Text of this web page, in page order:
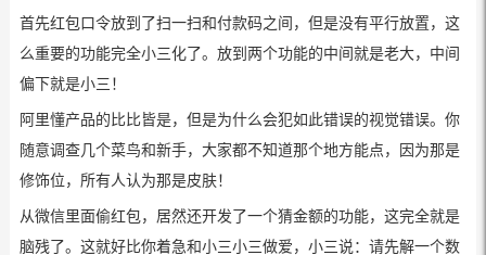
首先红包口令放到了扫一扫和付款码之间，但是没有平行放置，这
么重要的功能完全小三化了。放到两个功能的中间就是老大，中间
偏下就是小三！
阿里懂产品的比比皆是，但是为什么会犯如此错误的视觉错误。你
随意调查几个菜鸟和新手，大家都不知道那个地方能点，因为那是
修饰位，所有人认为那是皮肤！
从微信里面偷红包，居然还开发了一个猜金额的功能，这完全就是
脑残了。这就好比你着急和小三小三做爱，小三说：请先解一个数